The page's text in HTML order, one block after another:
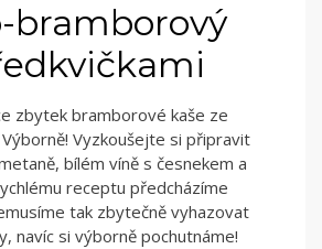
bramborový
zbytek bramborové kaše ze
Vyzkoušejte si připravit
bílém víně s česnekem a
receptu předcházíme
tak zbytečně vyhazovat
navíc si výborně pochutnáme!